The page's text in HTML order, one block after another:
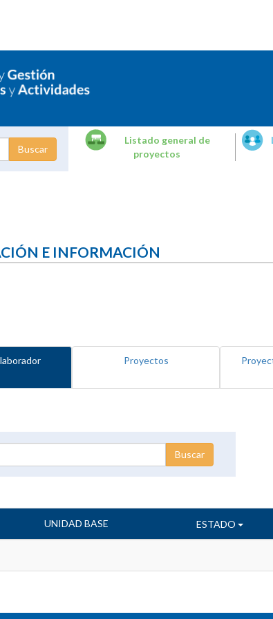
Listado general de
proyectos
E INFORMACIÓN
Proyectos
UNIDAD BASE ESTADO